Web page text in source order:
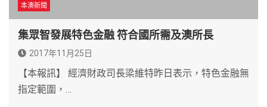
本澳新聞
集眾智發展特色金融 符合國所需及澳所長
2017年11月25日
【本報訊】 經濟財政司長梁維特昨日表示，特色金融無
指定範圍，…